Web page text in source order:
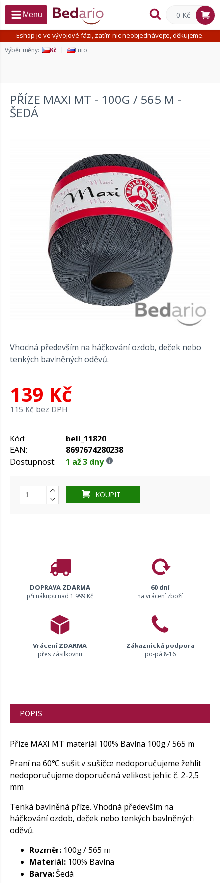
Eshop je ve vývojové fázi, zatím nic neobjednávejte, děkujeme.
Výběr měny: Kč Euro
Menu 0 Kč
PŘÍZE MAXI MT - 100G / 565 M -
ŠEDÁ
Vhodná především na háčkování ozdob, deček nebo
tenkých bavlněných oděvů.
139 Kč
115 Kč bez DPH
Kód:
bell_11820
EAN:
8697674280238
Dostupnost:
1 až 3 dny
KOUPIT
DOPRAVA ZDARMA
při nákupu nad 1 999 Kč
60 dní
na vrácení zboží
Vrácení ZDARMA
přes Zásilkovnu
Zákaznická podpora
po-pá 8-16
POPIS
Příze MAXI MT materiál 100% Bavlna 100g / 565 m
Praní na 60°C sušit v sušičce nedoporučujeme žehlit
nedoporučujeme doporučená velikost jehlic č. 2-2,5
mm
Tenká bavlněná příze. Vhodná především na
háčkování ozdob, deček nebo tenkých bavlněných
oděvů.
Rozměr: 100g / 565 m
Materiál: 100% Bavlna
Barva:Šedá